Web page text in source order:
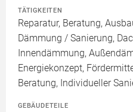
TÄTIGKEITEN
Reparatur, Beratung,
Dämmung / Sanierung,
Innendämmung,
Energiekonzept,
Beratung, Individueller
GEBÄUDETEILE